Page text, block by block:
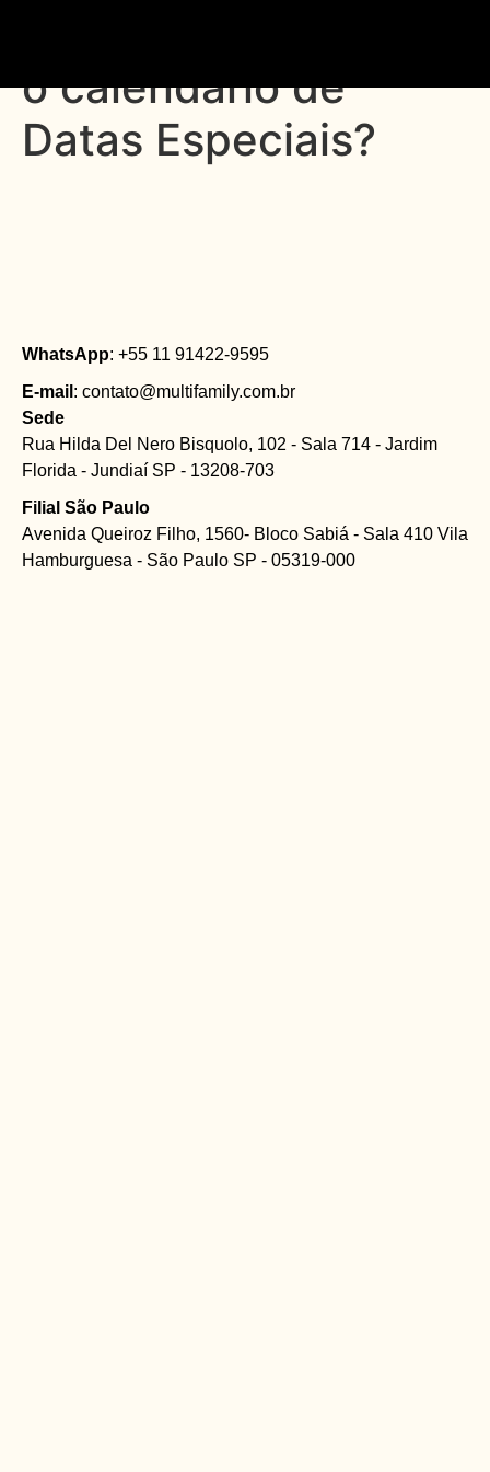
o calendário de
Datas Especiais?
WhatsApp: +55 11 91422-9595
E-mail : contato@multifamily.com.br
Sede
Rua Hilda Del Nero Bisquolo, 102 - Sala 714 - Jardim
Florida - Jundiaí SP - 13208-703
Filial São Paulo
Avenida Queiroz Filho, 1560- Bloco Sabiá - Sala 410 Vila
Hamburguesa - São Paulo SP - 05319-000